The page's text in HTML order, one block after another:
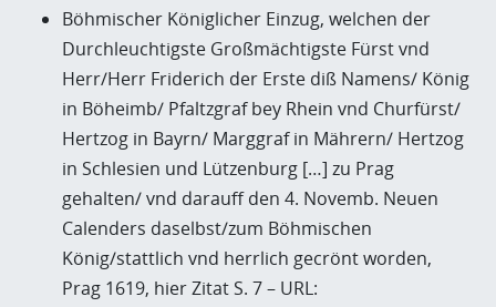
Böhmischer Königlicher Einzug, welchen der
Durchleuchtigste Großmächtigste Fürst vnd
Herr/Herr Friderich der Erste diß Namens/ König
in Böheimb/ Pfaltzgraf bey Rhein vnd Churfürst/
Hertzog in Bayrn/ Marggraf in Mährern/ Hertzog
in Schlesien und Lützenburg […] zu Prag
gehalten/ vnd darauff den 4. Novemb. Neuen
Calenders daselbst/zum Böhmischen
König/stattlich vnd herrlich gecrönt worden,
Prag 1619, hier Zitat S. 7 – URL: